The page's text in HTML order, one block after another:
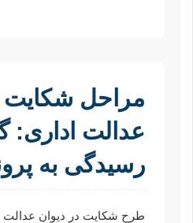
مراحل شکایت
عدالت اداری:
رسیدگی به
طرح شکایت در دیوان عدالت